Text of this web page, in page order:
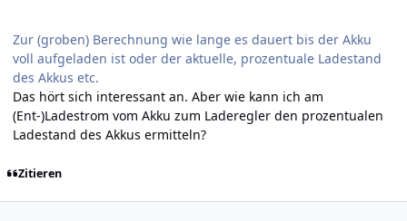
Zur (groben) Berechnung wie lange es dauert bis der Akku
voll aufgeladen ist oder der aktuelle, prozentuale Ladestand
des Akkus etc.
Das hört sich interessant an. Aber wie kann ich am
(Ent-)Ladestrom vom Akku zum Laderegler den prozentualen
Ladestand des Akkus ermitteln?
Zitieren